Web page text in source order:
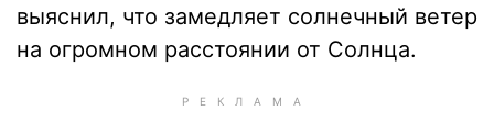
выяснил, что замедляет солнечный ветер
на огромном расстоянии от Солнца.